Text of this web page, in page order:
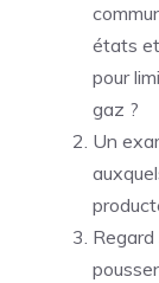
états
pour
gaz ?
Un